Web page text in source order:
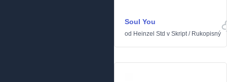
Soul You
od Heinzel Std v Skript/ Rukopisný